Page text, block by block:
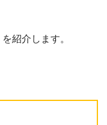
を紹介します。